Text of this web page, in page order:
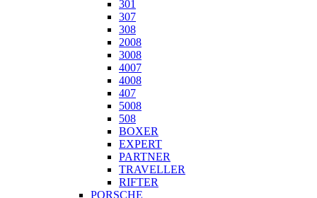
301
307
308
2008
3008
4007
4008
407
5008
508
BOXER
EXPERT
PARTNER
TRAVELLER
RIFTER
PORSCHE